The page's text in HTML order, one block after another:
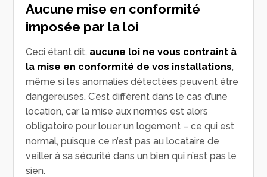
Aucune mise en conformité
imposée par la loi
Ceci étant dit, aucune loi ne vous contraint à
la mise en conformité de vos installations,
même si les anomalies détectées peuvent être
dangereuses. C’est différent dans le cas d’une
location, car la mise aux normes est alors
obligatoire pour louer un logement – ce qui est
normal, puisque ce n’est pas au locataire de
veiller à sa sécurité dans un bien qui n’est pas le
sien.